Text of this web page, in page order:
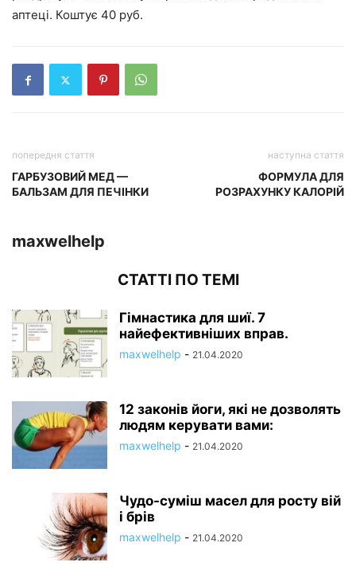
аптеці. Коштує 40 руб.
попередня стаття
ГАРБУЗОВИЙ МЕД —
БАЛЬЗАМ ДЛЯ ПЕЧІНКИ
наступна стаття
ФОРМУЛА ДЛЯ
РОЗРАХУНКУ КАЛОРІЙ
maxwelhelp
СТАТТІ ПО ТЕМІ
Гімнастика для шиї. 7
найефективніших вправ.
maxwelhelp - 21.04.2020
12 законів йоги, які не дозволять
людям керувати вами:
maxwelhelp - 21.04.2020
Чудо-суміш масел для росту вій
і брів
maxwelhelp - 21.04.2020